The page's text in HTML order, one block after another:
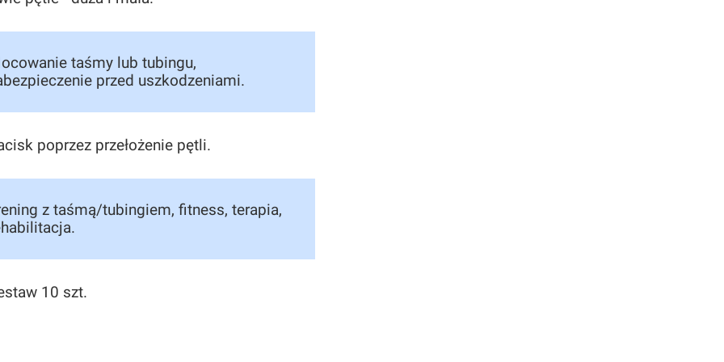
taśmy lub tubingu,
przed uszkodzeniami.
poprzez przełożenie pętli.
z taśmą/tubingiem, fitness, terapia,
10 szt.